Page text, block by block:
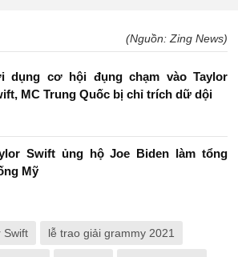
(Nguồn: Zing News)
dụng cơ hội đụng chạm vào Taylor
MC Trung Quốc bị chỉ trích dữ dội
Swift ủng hộ Joe Biden làm tổng
Mỹ
Swift lễ trao giải grammy 2021